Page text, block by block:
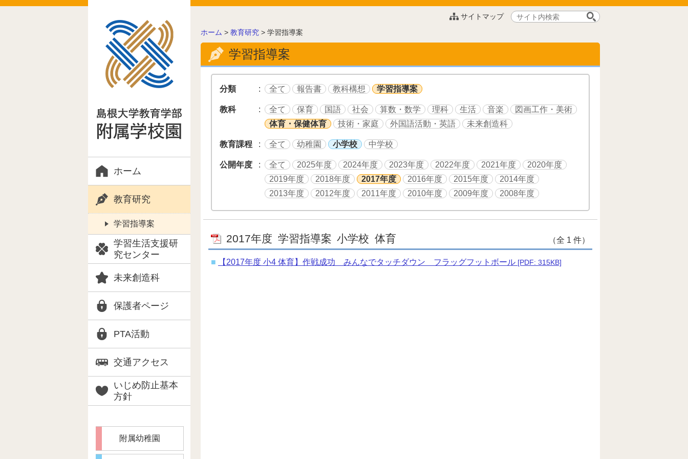
このページの本文へ
ホーム
教育研究
学習指導案
学習生活支援研
究センター
未来創造科
保護者ページ
PTA活動
交通アクセス
いじめ防止基本
方針
サイトマップ
サ
検
こ
の
ー
ホーム > 教育研究 > 学習指導案
学習指導案
分類 全て 報告書 教科構想 学習指導案
教科 全て 保育 国語 社会 算数・数学 理科 生活 音楽
図画工作・美術
体育・保健体育
技術・家庭 外国語活動・英語 未来創造科
教育課程 全て 幼稚園 小学校 中学校
公開年度 全て 2025年度 2024年度 2023年度 2022年度 2021年度
2020年度
2019年度
2018年度 2017年度 2016年度 2015年度
2014年度
2013年度
2012年度 2011年度 2010年度 2009年度 2008年度
2017年度 学習指導案 小学校 体育 （全 1 件）
【2017年度 小4 体育】作戦成功 みんなでタッチダウン フラッグフットボール [PDF: 315KB]
附属幼稚園